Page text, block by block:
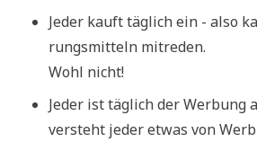
Jeder kauft täg­lich ein - also
rungs­mit­teln mitreden.
Wohl nicht!
Jeder ist täg­lich der Wer­bung
ver­steht jeder etwas von